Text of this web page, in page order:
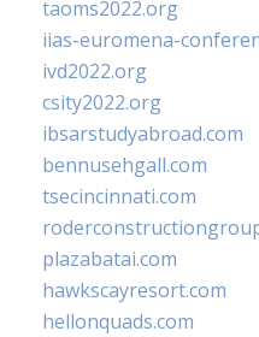
taoms2022.org
iias-euromena-
ivd2022.org
csity2022.org
ibsarstudyabroad.com
bennusehgall.com
tsecincinnati.com
plazabatai.com
hawkscayresort.com
hellonquads.com